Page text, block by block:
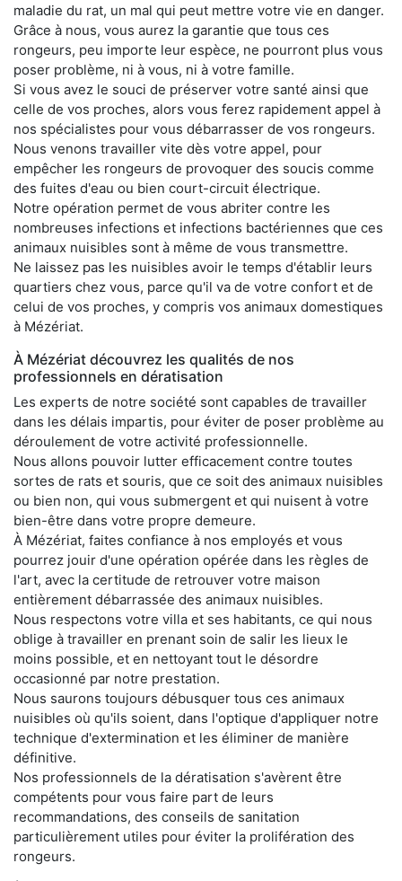
maladie du rat, un mal qui peut mettre votre vie en danger.
Grâce à nous, vous aurez la garantie que tous ces
rongeurs, peu importe leur espèce, ne pourront plus vous
poser problème, ni à vous, ni à votre famille.
Si vous avez le souci de préserver votre santé ainsi que
celle de vos proches, alors vous ferez rapidement appel à
nos spécialistes pour vous débarrasser de vos rongeurs.
Nous venons travailler vite dès votre appel, pour
empêcher les rongeurs de provoquer des soucis comme
des fuites d'eau ou bien court-circuit électrique.
Notre opération permet de vous abriter contre les
nombreuses infections et infections bactériennes que ces
animaux nuisibles sont à même de vous transmettre.
Ne laissez pas les nuisibles avoir le temps d'établir leurs
quartiers chez vous, parce qu'il va de votre confort et de
celui de vos proches, y compris vos animaux domestiques
à Mézériat.
À Mézériat découvrez les qualités de nos
professionnels en dératisation
Les experts de notre société sont capables de travailler
dans les délais impartis, pour éviter de poser problème au
déroulement de votre activité professionnelle.
Nous allons pouvoir lutter efficacement contre toutes
sortes de rats et souris, que ce soit des animaux nuisibles
ou bien non, qui vous submergent et qui nuisent à votre
bien-être dans votre propre demeure.
À Mézériat, faites confiance à nos employés et vous
pourrez jouir d'une opération opérée dans les règles de
l'art, avec la certitude de retrouver votre maison
entièrement débarrassée des animaux nuisibles.
Nous respectons votre villa et ses habitants, ce qui nous
oblige à travailler en prenant soin de salir les lieux le
moins possible, et en nettoyant tout le désordre
occasionné par notre prestation.
Nous saurons toujours débusquer tous ces animaux
nuisibles où qu'ils soient, dans l'optique d'appliquer notre
technique d'extermination et les éliminer de manière
définitive.
Nos professionnels de la dératisation s'avèrent être
compétents pour vous faire part de leurs
recommandations, des conseils de sanitation
particulièrement utiles pour éviter la prolifération des
rongeurs.